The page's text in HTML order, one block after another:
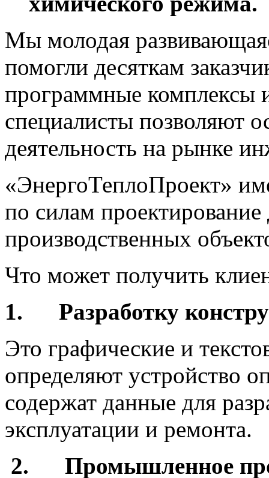
Мы молодая
помогли десяткам
программные комплексы
специалисты позволяют
деятельность на рынке
«ЭнергоТеплоПроект»
по силам
производственных
Что может получить
1. Разработку
Это графические и
определяют устройство
содержат данные для
эксплуатации и ремонта.
2. Промышленное